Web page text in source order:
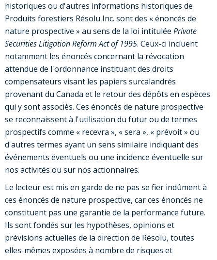
historiques ou d'autres informations historiques de
Produits forestiers Résolu Inc. sont des « énoncés de
nature prospective » au sens de la loi intitulée Private
Securities Litigation Reform Act of 1995. Ceux-ci incluent
notamment les énoncés concernant la révocation
attendue de l'ordonnance instituant des droits
compensateurs visant les papiers surcalandrés
provenant du Canada et le retour des dépôts en espèces
qui y sont associés. Ces énoncés de nature prospective
se reconnaissent à l'utilisation du futur ou de termes
prospectifs comme « recevra », « sera », « prévoit » ou
d'autres termes ayant un sens similaire indiquant des
événements éventuels ou une incidence éventuelle sur
nos activités ou sur nos actionnaires.
Le lecteur est mis en garde de ne pas se fier indûment à
ces énoncés de nature prospective, car ces énoncés ne
constituent pas une garantie de la performance future.
Ils sont fondés sur les hypothèses, opinions et
prévisions actuelles de la direction de Résolu, toutes
elles-mêmes exposées à nombre de risques et